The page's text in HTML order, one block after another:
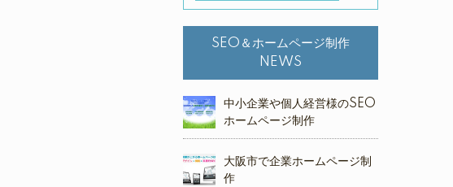
SEO＆ホームページ制作
NEWS
中小企業や個人経営様のSEO
ホームページ制作
大阪市で企業ホームページ制
作